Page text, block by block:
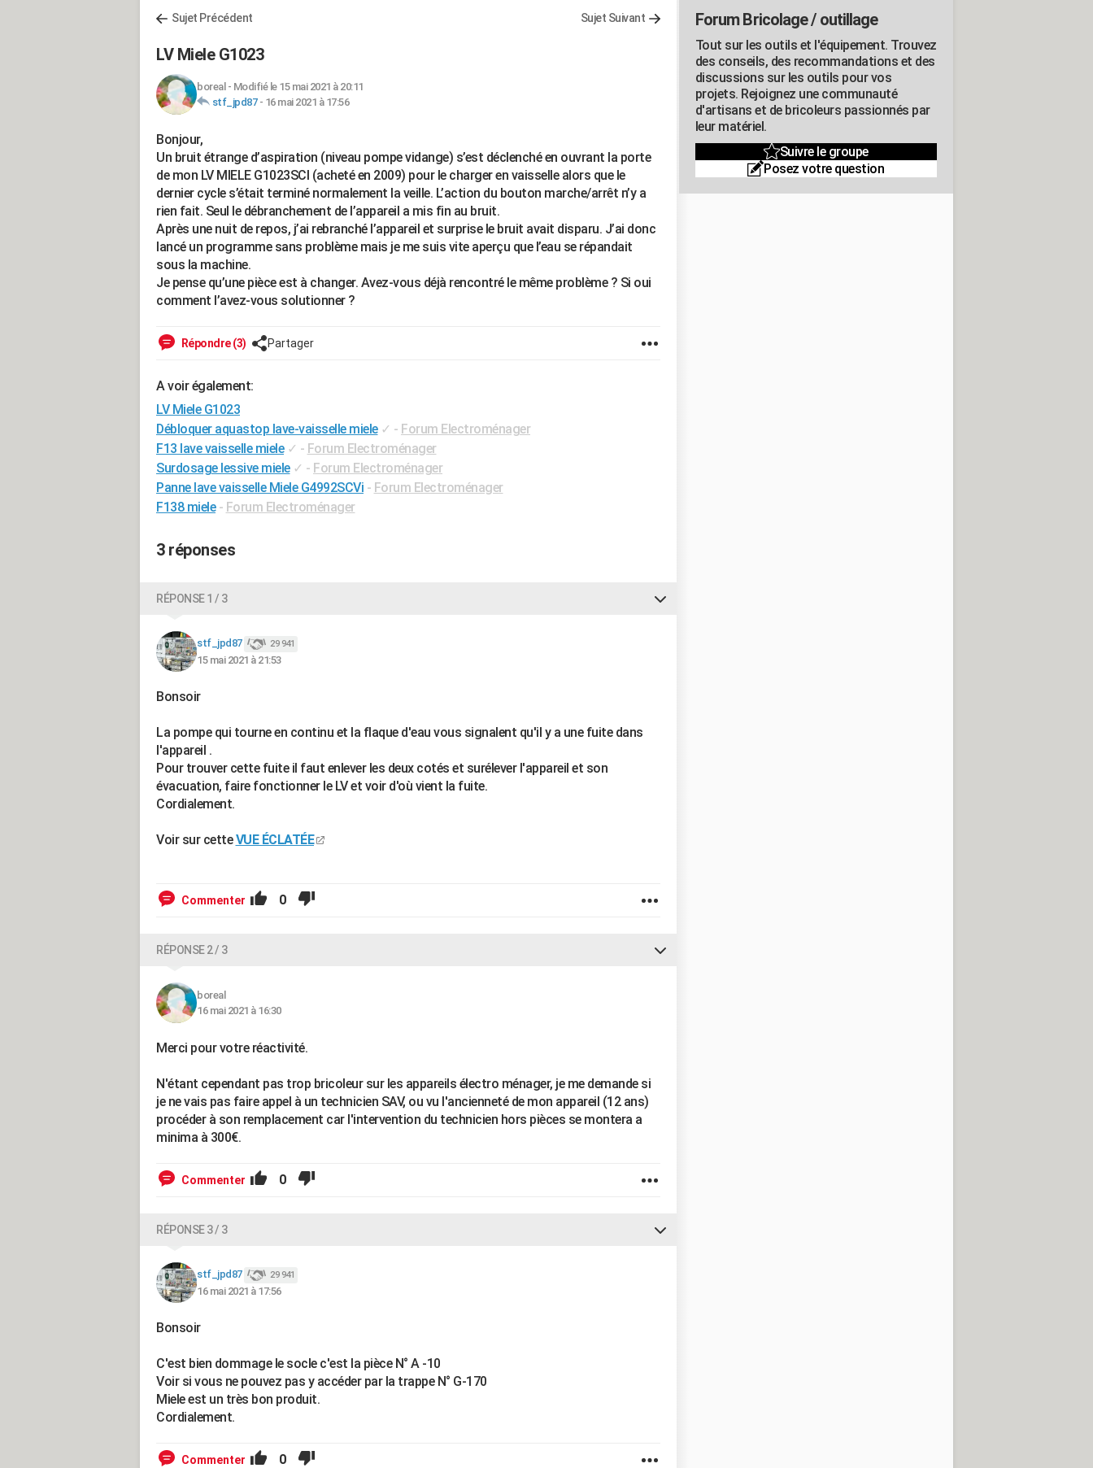
Sujet Précédent Sujet Suivant
LV Miele G1023
boreal - Modifié le 15 mai 2021 à 20:11
stf_jpd87- 16 mai 2021 à 17:56
Bonjour,
Un bruit étrange d’aspiration (niveau pompe vidange) s’est déclenché en ouvrant la porte
de mon LV MIELE G1023SCI (acheté en 2009) pour le charger en vaisselle alors que le
dernier cycle s’était terminé normalement la veille. L’action du bouton marche/arrêt n’y a
rien fait. Seul le débranchement de l’appareil a mis fin au bruit.
Après une nuit de repos, j’ai rebranché l’appareil et surprise le bruit avait disparu. J’ai donc
lancé un programme sans problème mais je me suis vite aperçu que l’eau se répandait
sous la machine.
Je pense qu’une pièce est à changer. Avez-vous déjà rencontré le même problème ? Si oui
comment l’avez-vous solutionner ?
Répondre (3) Partager
A voir également:
LV Miele G1023
Débloquer aquastop lave-vaisselle miele ✓ - Forum Electroménager
F13 lave vaisselle miele ✓ - Forum Electroménager
Surdosage lessive miele ✓ - Forum Electroménager
Panne lave vaisselle Miele G4992SCVi - Forum Electroménager
F138 miele - Forum Electroménager
3 réponses
RÉPONSE 1 / 3
stf_jpd87 29 941
15 mai 2021 à 21:53
Bonsoir
La pompe qui tourne en continu et la flaque d'eau vous signalent qu'il y a une fuite dans
l'appareil .
Pour trouver cette fuite il faut enlever les deux cotés et surélever l'appareil et son
évacuation, faire fonctionner le LV et voir d'où vient la fuite.
Cordialement.
Voir sur cetteVUE ÉCLATÉE
Commenter 0
RÉPONSE 2 / 3
boreal
16 mai 2021 à 16:30
Merci pour votre réactivité.
N'étant cependant pas trop bricoleur sur les appareils électro ménager, je me demande si
je ne vais pas faire appel à un technicien SAV, ou vu l'ancienneté de mon appareil (12 ans)
procéder à son remplacement car l'intervention du technicien hors pièces se montera a
minima à 300€.
Commenter 0
RÉPONSE 3 / 3
stf_jpd87 29 941
16 mai 2021 à 17:56
Bonsoir
C'est bien dommage le socle c'est la pièce N° A -10
Voir si vous ne pouvez pas y accéder par la trappe N° G-170
Miele est un très bon produit.
Cordialement.
Commenter 0
Forum Bricolage / outillage
Tout sur les outils et l'équipement. Trouvez
des conseils, des recommandations et des
discussions sur les outils pour vos
projets. Rejoignez une communauté
d'artisans et de bricoleurs passionnés par
leur matériel.
Suivre le groupe
Posez votre question